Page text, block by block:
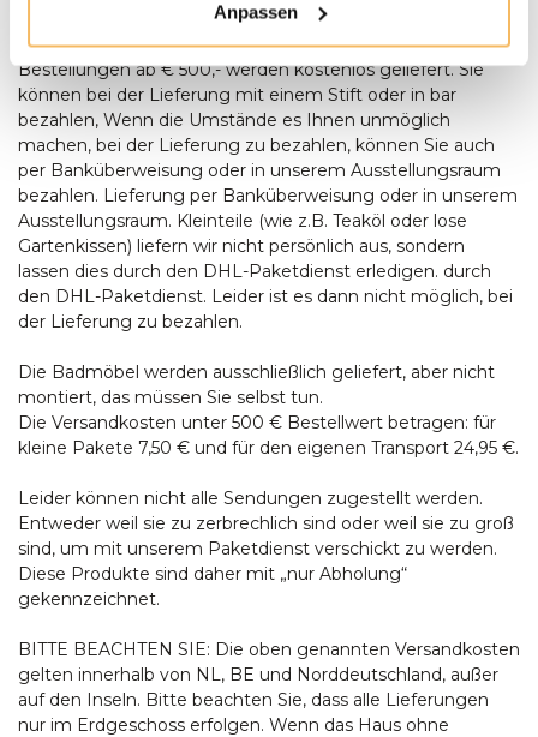
Anpassen
sollte zum Zeitpunkt der Lieferung zusätzliche Hilfe
anwesend sein, um Aufstellen des Tisches anwesend sein.
Bestellungen ab € 500,- werden kostenlos geliefert. Sie
können bei der Lieferung mit einem Stift oder in bar
bezahlen, Wenn die Umstände es Ihnen unmöglich
machen, bei der Lieferung zu bezahlen, können Sie auch
per Banküberweisung oder in unserem Ausstellungsraum
bezahlen. Lieferung per Banküberweisung oder in unserem
Ausstellungsraum. Kleinteile (wie z.B. Teaköl oder lose
Gartenkissen) liefern wir nicht persönlich aus, sondern
lassen dies durch den DHL-Paketdienst erledigen. durch
den DHL-Paketdienst. Leider ist es dann nicht möglich, bei
der Lieferung zu bezahlen.
Die Badmöbel werden ausschließlich geliefert, aber nicht
montiert, das müssen Sie selbst tun.
Die Versandkosten unter 500 € Bestellwert betragen: für
kleine Pakete 7,50 € und für den eigenen Transport 24,95 €.
Leider können nicht alle Sendungen zugestellt werden.
Entweder weil sie zu zerbrechlich sind oder weil sie zu groß
sind, um mit unserem Paketdienst verschickt zu werden.
Diese Produkte sind daher mit „nur Abholung“
gekennzeichnet.
BITTE BEACHTEN SIE: Die oben genannten Versandkosten
gelten innerhalb von NL, BE und Norddeutschland, außer
auf den Inseln. Bitte beachten Sie, dass alle Lieferungen
nur im Erdgeschoss erfolgen. Wenn das Haus ohne